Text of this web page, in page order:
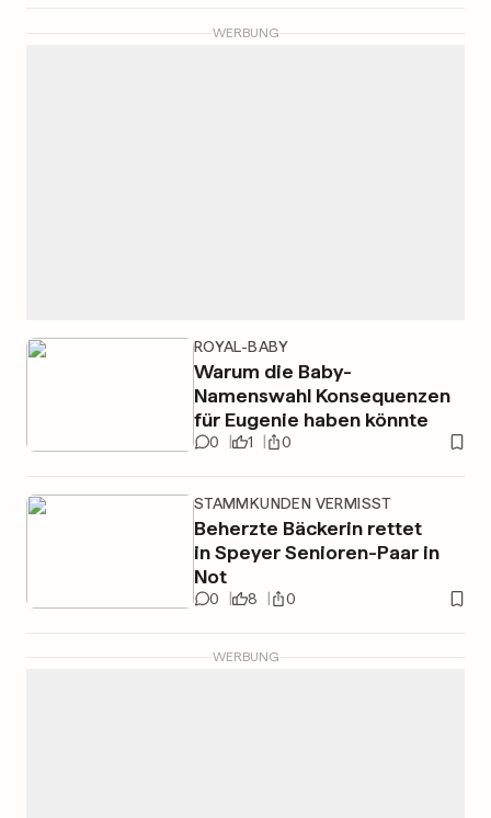
WERBUNG
ROYAL-BABY
Warum die Baby-
Namenswahl Konsequenzen
für Eugenie haben könnte
0 1 0
STAMMKUNDEN VERMISST
Beherzte Bäckerin rettet
in Speyer Senioren-Paar in
Not
0 8 0
WERBUNG